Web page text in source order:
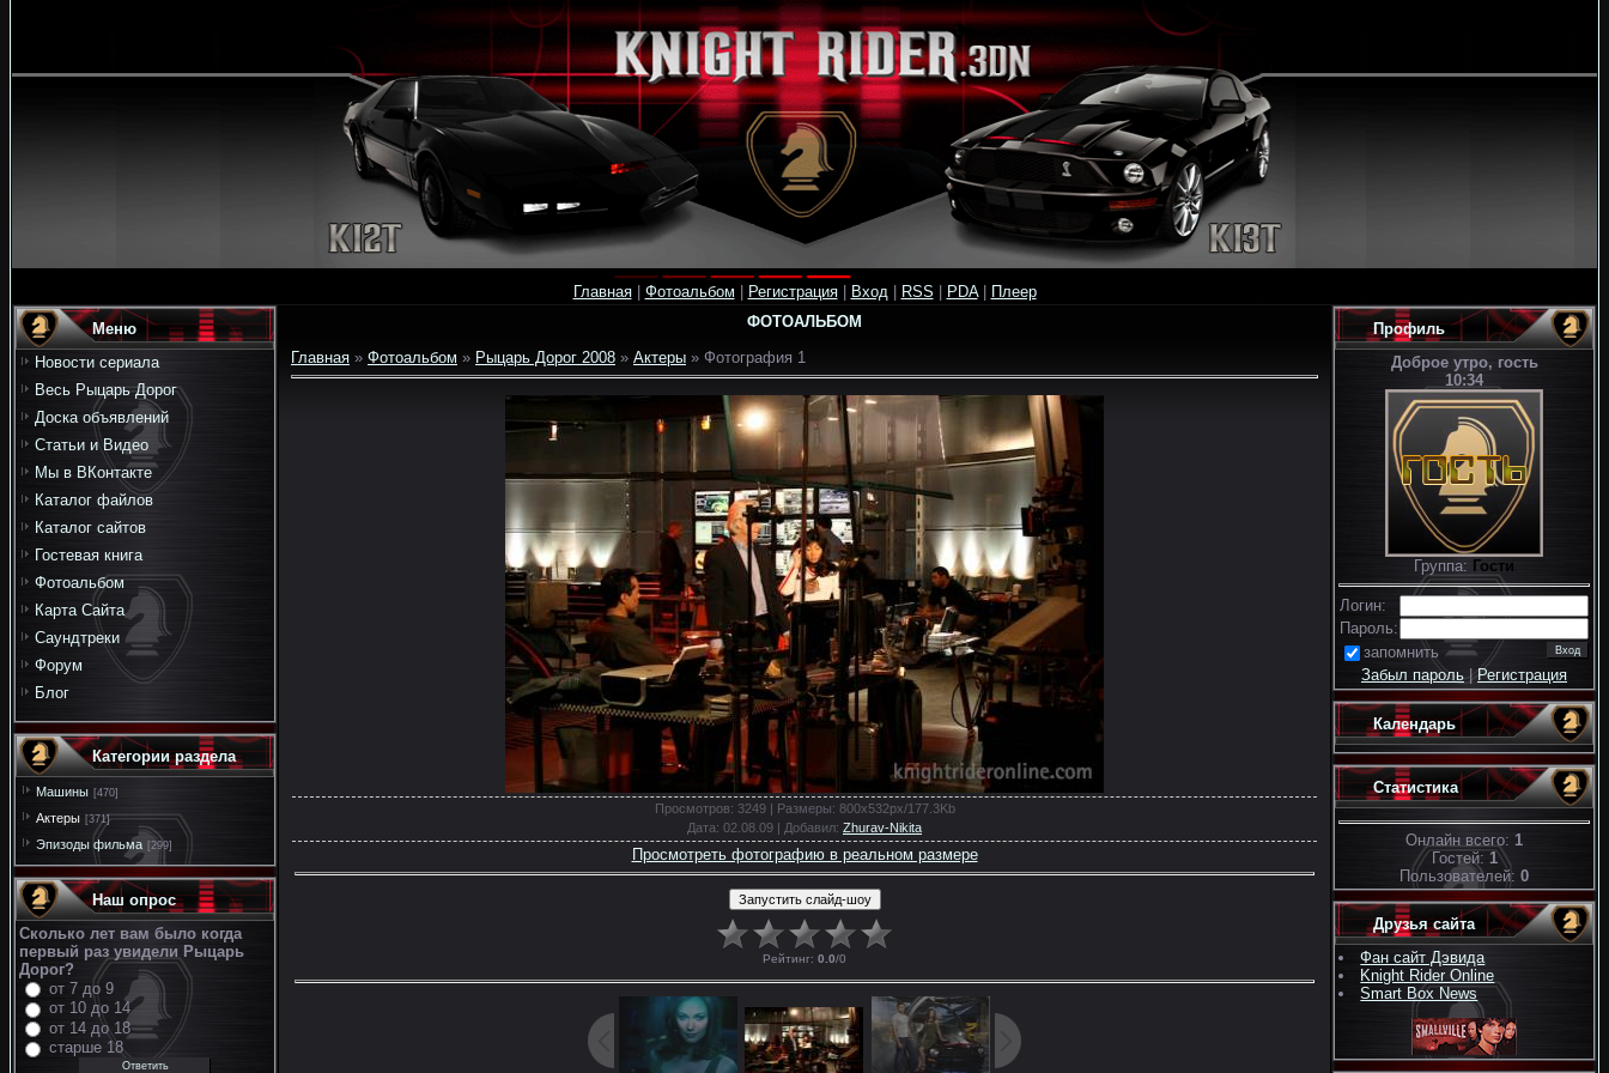
Главная| Фотоальбом Регистрация| Вход| RSS PDA| Плеер
Меню
Новости сериала
Весь Рыцарь Дорог
Доска объявлений
Статьи и Видео
Мы в ВКонтакте
Каталог файлов
Каталог сайтов
Гостевая книга
Фотоальбом
Карта Сайта
Саундтреки
Форум
Блог
Категории раздела
Машины [470]
Актеры [371]
Эпизоды фильма [299]
Наш опрос
Сколько лет вам было когда
первый раз увидели Рыцарь
Дорог?
от 7 до 9
от 10 до 14
от 14 до 18
старше 18
ФОТОАЛЬБОМ
Главная » Фотоальбом » Рыцарь Дорог 2008 » Актеры » Фотография 1
Просмотров: 3249 | Размеры: 800x532px/177.3Kb
Дата: 02.08.09 | Добавил: Zhurav-Nikita
Просмотреть фотографию в реальном размере
Рейтинг: 0.0/0
Профиль
Доброе утро, гость
10:34
Группа: Гости
Логин:
Пароль:
запомнить
Забыл пароль|Регистрация
Календарь
Статистика
Онлайн всего: 1
Гостей: 1
Пользователей: 0
Друзья сайта
Фан сайт Дэвида
Knight Rider Online
Smart Box News